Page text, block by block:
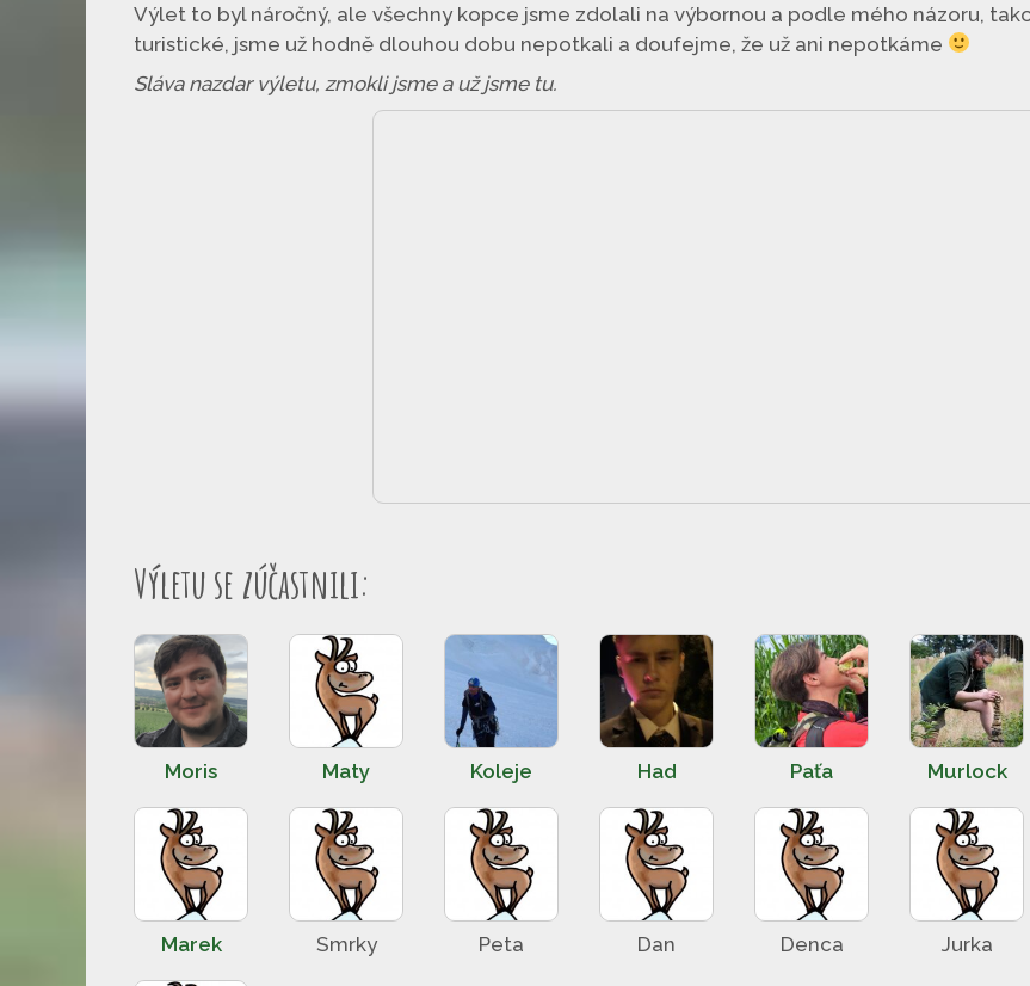
Výlet to byl náročný, ale všechny kopce jsme zdolali na výbornou a podle mého názoru,
turistické, jsme už hodně dlouhou dobu nepotkali a doufejme, že už ani nepotkáme
Sláva nazdar výletu, zmokli jsme a už jsme tu.
Výletu se zúčastnili:
Moris Maty Koleje Had Paťa Murlock
Marek Smrky Peta Dan Denca Jurka